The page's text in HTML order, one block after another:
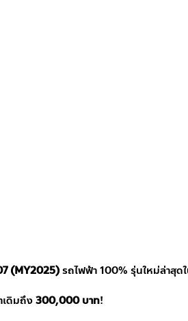
(MY2025) รถไฟฟ้า 100% รุ่นใหม่ล่าสุด
ดิมถึง 300,000 บาท!